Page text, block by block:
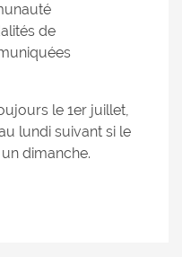
de
le 1er juillet,
lundi suivant si le
dimanche.